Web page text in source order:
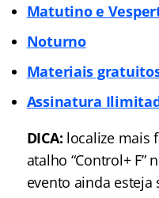
Matutino e
Noturno
Materiais
Assinatura
DICA: localize mais
atalho “Control+ F”
evento ainda esteja